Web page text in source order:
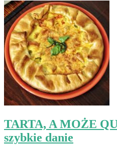
TARTA, A MOŻE
szybkie danie